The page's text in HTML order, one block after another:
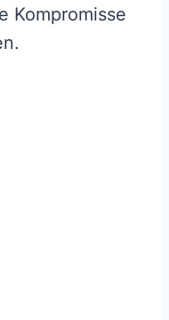
Kompromisse